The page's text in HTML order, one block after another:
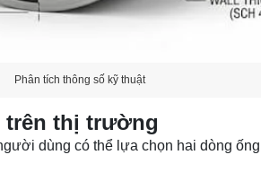
Phân tích thông số kỹ thuật
trên thị trường
dùng có thể lựa chọn hai dòng